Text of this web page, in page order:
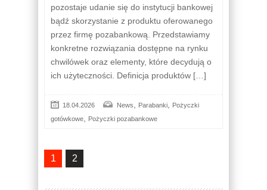
pozostaje udanie się do instytucji bankowej
bądź skorzystanie z produktu oferowanego
przez firmę pozabankową. Przedstawiamy
konkretne rozwiązania dostępne na rynku
chwilówek oraz elementy, które decydują o
ich użyteczności. Definicja produktów […]
18.04.2026 News Parabanki
Pożyczki
gotówkowe
Pożyczki pozabankowe
1 2